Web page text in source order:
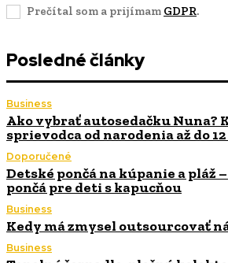
Prečítal som a prijímam GDPR.
Posledné články
Business
Ako vybrať autosedačku Nuna?
sprievodca od narodenia až do
Doporučené
Detské pončá na kúpanie a pláž
pončá pre deti s kapucňou
Business
Kedy má zmysel outsourcovať
Business